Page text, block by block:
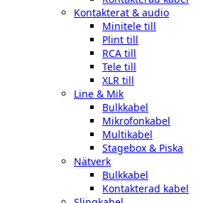
Kontakterat & audio
Minitele till
Plint till
RCA till
Tele till
XLR till
Line & Mik
Bulkkabel
Mikrofonkabel
Multikabel
Stagebox & Piska
Nätverk
Bulkkabel
Kontakterad kabel